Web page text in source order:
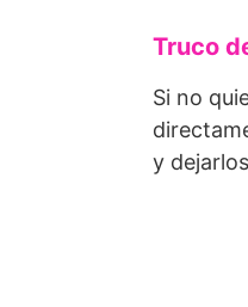
Truco
Si no
y